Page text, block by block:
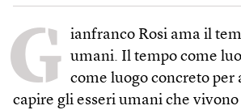
G ianfranco Rosi ama il
umani. Il tempo come
come luogo concreto per
capire gli esseri umani che